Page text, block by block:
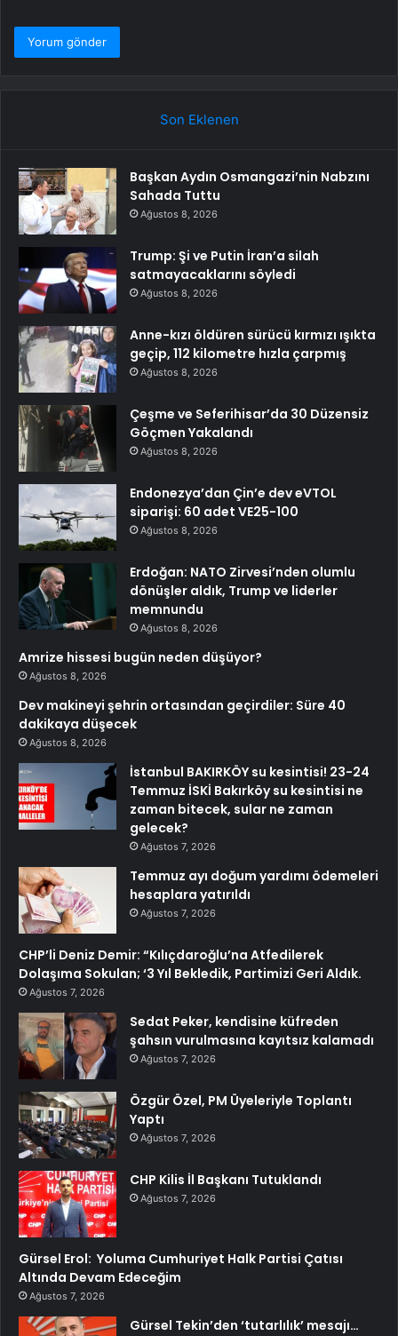
Son Eklenen
Başkan Aydın Osmangazi’nin Nabzını
Sahada Tuttu
Ağustos 8, 2026
Trump: Şi ve Putin İran’a silah
satmayacaklarını söyledi
Ağustos 8, 2026
Anne-kızı öldüren sürücü kırmızı ışıkta
geçip, 112 kilometre hızla çarpmış
Ağustos 8, 2026
Çeşme ve Seferihisar’da 30 Düzensiz
Göçmen Yakalandı
Ağustos 8, 2026
Endonezya’dan Çin’e dev eVTOL
siparişi: 60 adet VE25-100
Ağustos 8, 2026
Erdoğan: NATO Zirvesi’nden olumlu
dönüşler aldık, Trump ve liderler
memnundu
Ağustos 8, 2026
Amrize hissesi bugün neden düşüyor?
Ağustos 8, 2026
Dev makineyi şehrin ortasından geçirdiler: Süre 40
dakikaya düşecek
Ağustos 8, 2026
İstanbul BAKIRKÖY su kesintisi! 23-24
Temmuz İSKİ Bakırköy su kesintisi ne
zaman bitecek, sular ne zaman
gelecek?
Ağustos 7, 2026
Temmuz ayı doğum yardımı ödemeleri
hesaplara yatırıldı
Ağustos 7, 2026
CHP’li Deniz Demir: “Kılıçdaroğlu’na Atfedilerek
Dolaşıma Sokulan; ‘3 Yıl Bekledik, Partimizi Geri Aldık.
Ağustos 7, 2026
Sedat Peker, kendisine küfreden
şahsın vurulmasına kayıtsız kalamadı
Ağustos 7, 2026
Özgür Özel, PM Üyeleriyle Toplantı
Yaptı
Ağustos 7, 2026
CHP Kilis İl Başkanı Tutuklandı
Ağustos 7, 2026
Gürsel Erol: Yoluma Cumhuriyet Halk Partisi Çatısı
Altında Devam Edeceğim
Ağustos 7, 2026
Gürsel Tekin’den ‘tutarlılık’ mesajı…